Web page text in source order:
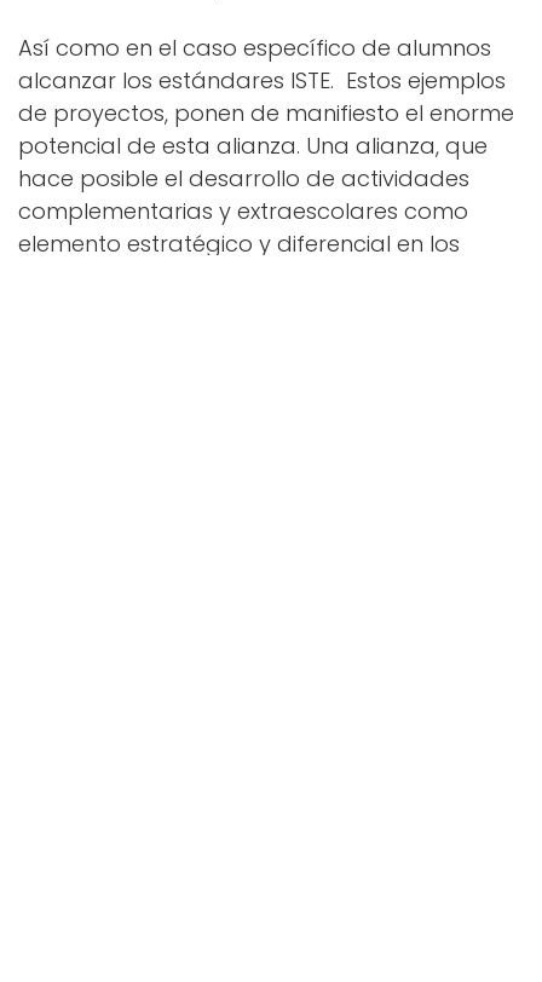
Así como en el caso específico de alumnos
alcanzar los estándares ISTE. Estos ejemplos
de proyectos, ponen de manifiesto el enorme
potencial de esta alianza. Una alianza, que
hace posible el desarrollo de actividades
complementarias y extraescolares como
elemento estratégico y diferencial en los